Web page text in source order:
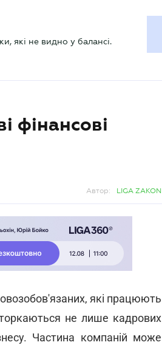
які не видно у балансі.
фінансові
Автор: LIGA ZAKON
які працюють
не лише кадрових
Частина компаній може